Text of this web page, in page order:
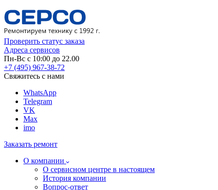
Проверить статус заказа
Адреса сервисов
Пн-Вс с 10:00 до 22.00
+7 (495) 967-38-72
Свяжитесь с нами
WhatsApp
Telegram
VK
Max
imo
Заказать ремонт
О компании
О сервисном центре в настоящем
История компании
Вопрос-ответ